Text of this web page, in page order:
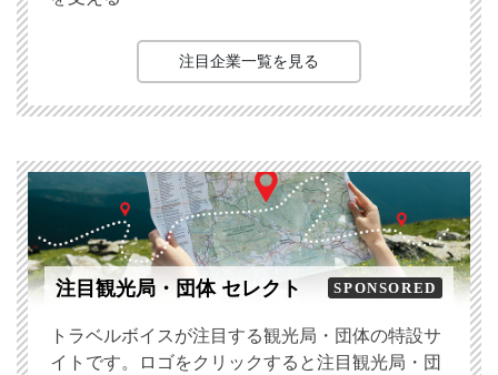
注目企業一覧を見る
注目観光局・団体 セレクト SPONSORED
トラベルボイスが注目する観光局・団体の特設サ
イトです。ロゴをクリックすると注目観光局・団